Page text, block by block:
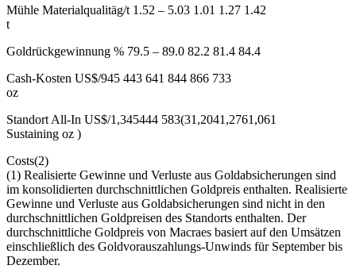
Mühle Materialqualitäg/t 1.52 – 5.03 1.01 1.27 1.42
t
Goldrückgewinnung % 79.5 – 89.0 82.2 81.4 84.4
Cash-Kosten US$/945 443 641 844 866 733
oz
Standort All-In US$/1,345444 583(31,2041,2761,061
Sustaining oz )
Costs(2)
(1) Realisierte Gewinne und Verluste aus Goldabsicherungen sind
im konsolidierten durchschnittlichen Goldpreis enthalten. Realisierte
Gewinne und Verluste aus Goldabsicherungen sind nicht in den
durchschnittlichen Goldpreisen des Standorts enthalten. Der
durchschnittliche Goldpreis von Macraes basiert auf den Umsätzen
einschließlich des Goldvorauszahlungs-Unwinds für September bis
Dezember.